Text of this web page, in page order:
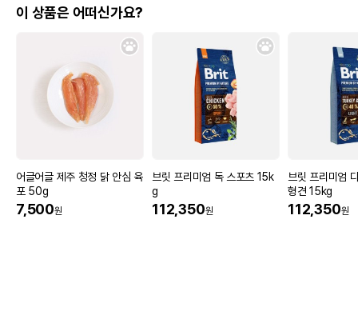
이 상품은 어떠신가요?
어글어글 제주 청정 닭 안심 육
포 50g
7,500원
브릿 프리미엄 독 스포츠 15k
g
112,350원
브릿 프리미엄
형견 15kg
112,350원